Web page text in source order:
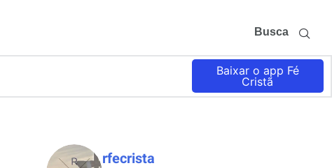
Busca
Baixar o app Fé
Cristã
rfecrista